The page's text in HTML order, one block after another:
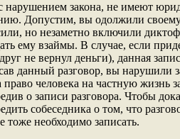
нарушением закона, не имеют
Допустим, вы одолжили своему
но незаметно включили
ему взаймы. В случае, если
не вернул деньги), данная
данный разговор, вы нарушили
право человека на частную
о записи разговора. Чтобы
собеседника о том, что
тоже необходимо записать.